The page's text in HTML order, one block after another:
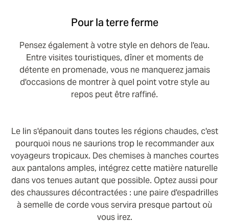
Pour la terre ferme
Pensez également à votre style en dehors de l'eau.
Entre visites touristiques, dîner et moments de
détente en promenade, vous ne manquerez jamais
d'occasions de montrer à quel point votre style au
repos peut être raffiné.
Le lin s'épanouit dans toutes les régions chaudes, c'est
pourquoi nous ne saurions trop le recommander aux
voyageurs tropicaux. Des chemises à manches courtes
aux pantalons amples, intégrez cette matière naturelle
dans vos tenues autant que possible. Optez aussi pour
des chaussures décontractées : une paire d'espadrilles
à semelle de corde vous servira presque partout où
vous irez.